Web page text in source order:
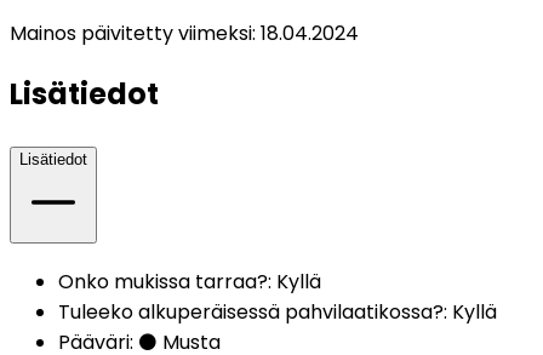
Mainos päivitetty viimeksi: 18.04.2024
Lisätiedot
Lisätiedot
Onko mukissa tarraa?: Kyllä
Tuleeko alkuperäisessä pahvilaatikossa?: Kyllä
Pääväri: ⚫ Musta